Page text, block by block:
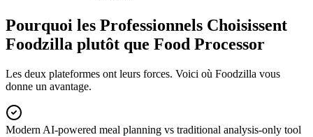
Pourquoi les Professionnels Choisissent
Foodzilla plutôt que Food Processor
Les deux plateformes ont leurs forces. Voici où Foodzilla vous
donne un avantage.
Modern AI-powered meal planning vs traditional analysis-only tool